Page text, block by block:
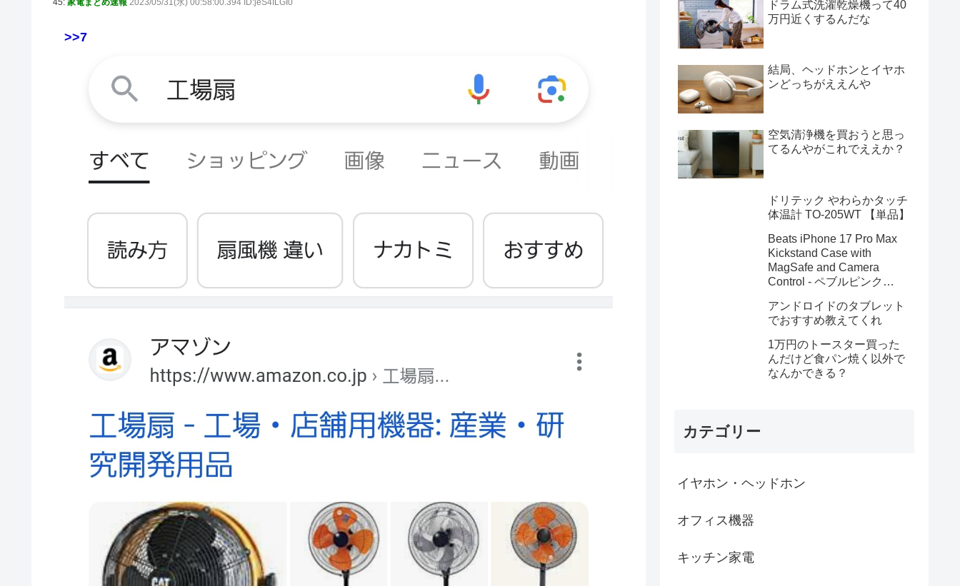
45: 家電まとめ速報 2023/05/31(水) 00:58:00.394 ID:jeS4ILGI0
>>7
ドラム式洗濯乾燥機って40
万円近くするんだな
結局、ヘッドホンとイヤホ
ンどっちがええんや
空気清浄機を買おうと思っ
てるんやがこれでええか？
ドリテック やわらかタッチ
体温計 TO-205WT 【単品】
Beats iPhone 17 Pro Max
Kickstand Case with
MagSafe and Camera
Control - ペブルピンク
アンドロイドのタブレット
でおすすめ教えてくれ
1万円のトースター買った
んだけど食パン焼く以外で
なんかできる？
カテゴリー
イヤホン・ヘッドホン
オフィス機器
キッチン家電